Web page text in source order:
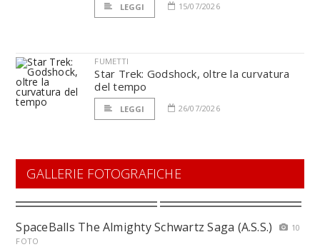
LEGGI 15/07/2026
FUMETTI
Star Trek: Godshock, oltre la curvatura
del tempo
LEGGI 26/07/2026
GALLERIE FOTOGRAFICHE
SpaceBalls The Almighty Schwartz Saga (A.S.S.)
10
FOTO